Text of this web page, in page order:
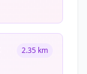
2.35 km